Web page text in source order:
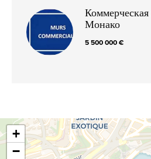
Монако
5 500 000 €
+
−